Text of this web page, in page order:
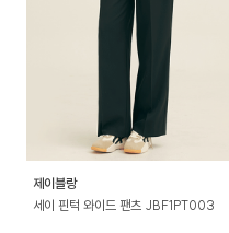
제이블랑
세이 핀턱 와이드 팬츠 JBF1PT003